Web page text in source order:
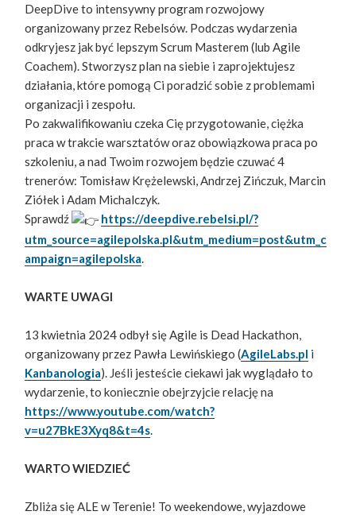
DeepDive to intensywny program rozwojowy
organizowany przez Rebelsów. Podczas wydarzenia
odkryjesz jak być lepszym Scrum Masterem (lub Agile
Coachem). Stworzysz plan na siebie i zaprojektujesz
działania, które pomogą Ci poradzić sobie z problemami
organizacji i zespołu.
Po zakwalifikowaniu czeka Cię przygotowanie, ciężka
praca w trakcie warsztatów oraz obowiązkowa praca po
szkoleniu, a nad Twoim rozwojem będzie czuwać 4
trenerów: Tomisław Krężelewski, Andrzej Zińczuk, Marcin
Ziółek i Adam Michalczyk.
Sprawdź
https://deepdive.rebelsi.pl/?
utm_source=agilepolska.pl&utm_medium=post&utm_c
ampaign=agilepolska.
WARTE UWAGI
13 kwietnia 2024 odbył się Agile is Dead Hackathon,
organizowany przez Pawła Lewińskiego (AgileLabs.pl i
Kanbanologia). Jeśli jesteście ciekawi jak wyglądało to
wydarzenie, to koniecznie obejrzyjcie relację na
https://www.youtube.com/watch?
v=u27BkE3Xyq8&t=4s.
WARTO WIEDZIEĆ
Zbliża się ALE w Terenie! To weekendowe, wyjazdowe